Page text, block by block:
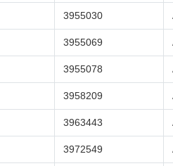
3955030
3955069
3955078
3958209
3963443
3972549